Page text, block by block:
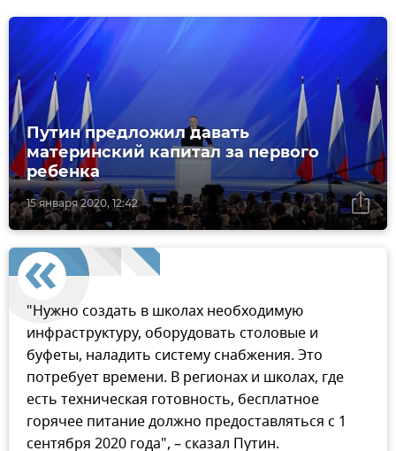
15 января 2020, 12:42
Путин предложил давать
материнский капитал за первого
ребенка
"Нужно создать в школах необходимую
инфраструктуру, оборудовать столовые и
буфеты, наладить систему снабжения. Это
потребует времени. В регионах и школах, где
есть техническая готовность, бесплатное
горячее питание должно предоставляться с 1
сентября 2020 года", – сказал Путин.